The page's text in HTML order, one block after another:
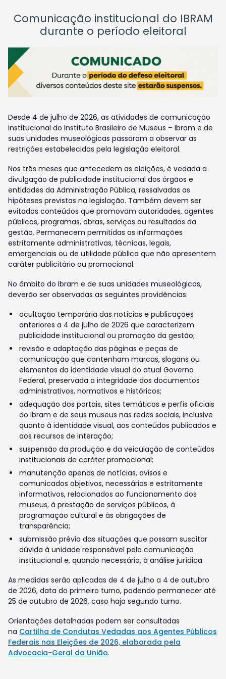
Comunicação institucional do IBRAM
durante o período eleitoral
Desde 4 de julho de 2026, as atividades de comunicação
institucional do Instituto Brasileiro de Museus – Ibram e de
suas unidades museológicas passaram a observar as
restrições estabelecidas pela legislação eleitoral.
Nos três meses que antecedem as eleições, é vedada a
divulgação de publicidade institucional dos órgãos e
entidades da Administração Pública, ressalvadas as
hipóteses previstas na legislação. Também devem ser
evitados conteúdos que promovam autoridades, agentes
públicos, programas, obras, serviços ou resultados da
gestão. Permanecem permitidas as informações
estritamente administrativas, técnicas, legais,
emergenciais ou de utilidade pública que não apresentem
caráter publicitário ou promocional.
No âmbito do Ibram e de suas unidades museológicas,
deverão ser observadas as seguintes providências:
ocultação temporária das notícias e publicações
anteriores a 4 de julho de 2026 que caracterizem
publicidade institucional ou promoção da gestão;
revisão e adaptação das páginas e peças de
comunicação que contenham marcas, slogans ou
elementos da identidade visual do atual Governo
Federal, preservada a integridade dos documentos
administrativos, normativos e históricos;
adequação dos portais, sites temáticos e perfis oficiais
do Ibram e de seus museus nas redes sociais, inclusive
quanto à identidade visual, aos conteúdos publicados e
aos recursos de interação;
suspensão da produção e da veiculação de conteúdos
institucionais de caráter promocional;
manutenção apenas de notícias, avisos e
comunicados objetivos, necessários e estritamente
informativos, relacionados ao funcionamento dos
museus, à prestação de serviços públicos, à
programação cultural e às obrigações de
transparência;
submissão prévia das situações que possam suscitar
dúvida à unidade responsável pela comunicação
institucional e, quando necessário, à análise jurídica.
As medidas serão aplicadas de 4 de julho a 4 de outubro
de 2026, data do primeiro turno, podendo permanecer até
25 de outubro de 2026, caso haja segundo turno.
Orientações detalhadas podem ser consultadas
na Cartilha de Condutas Vedadas aos Agentes Públicos
Federais nas Eleições de 2026, elaborada pela
Advocacia-Geral da União.